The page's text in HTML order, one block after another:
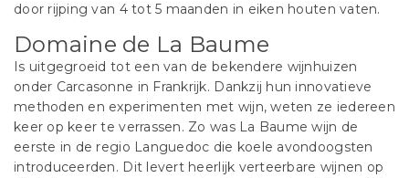
door rijping van 4 tot 5 maanden in eiken houten vaten.
Domaine de La Baume
Is uitgegroeid tot een van de bekendere wijnhuizen
onder Carcasonne in Frankrijk. Dankzij hun innovatieve
methoden en experimenten met wijn, weten ze iedereen
keer op keer te verrassen. Zo was La Baume wijn de
eerste in de regio Languedoc die koele avondoogsten
introduceerden. Dit levert heerlijk verteerbare wijnen op